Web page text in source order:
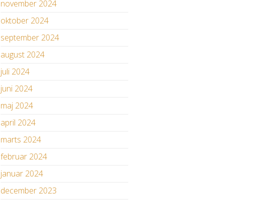
november 2024
oktober 2024
september 2024
august 2024
juli 2024
juni 2024
maj 2024
april 2024
marts 2024
februar 2024
januar 2024
december 2023